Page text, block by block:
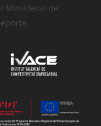
Ministerio de